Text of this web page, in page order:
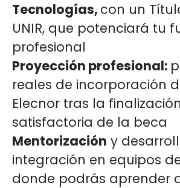
Tecnologías, con un
UNIR, que potenciará tu
profesional
Proyección profesional:
reales de incorporación
Elecnor tras la finalización
satisfactoria de la beca
Mentorización y
integración en equipos
donde podrás aprender